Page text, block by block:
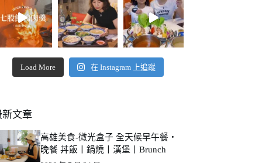
Load More 在 Instagram 上追蹤
新文章
高雄美食-微光盒子 全天候早午餐・
晚餐 丼飯丨鍋燒丨漢堡丨Brunch